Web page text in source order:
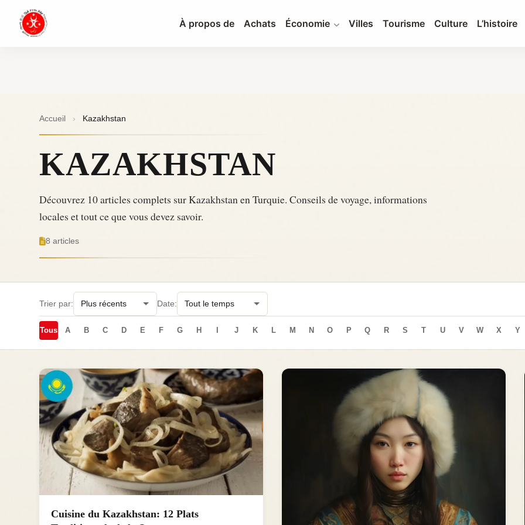
À propos de Achats Économie Villes Tourisme Culture L’histoire
Accueil › Kazakhstan
KAZAKHSTAN
Découvrez 10 articles complets sur Kazakhstan en Turquie. Conseils de voyage, informations
locales et tout ce que vous devez savoir.
8 articles
Trier par: Date:
Tous A B C D E F G H J K L M N O P Q R S T U V W X Y
Cuisine du Kazakhstan: 12 Plats